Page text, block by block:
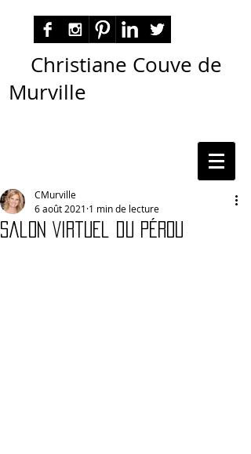
Christiane Couve de
Murville
Salon Virtuel du Pérou
CMurville
6 août 2021 1 min de lecture